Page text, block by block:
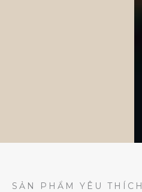
SẢN PHẨM YÊU THÍCH